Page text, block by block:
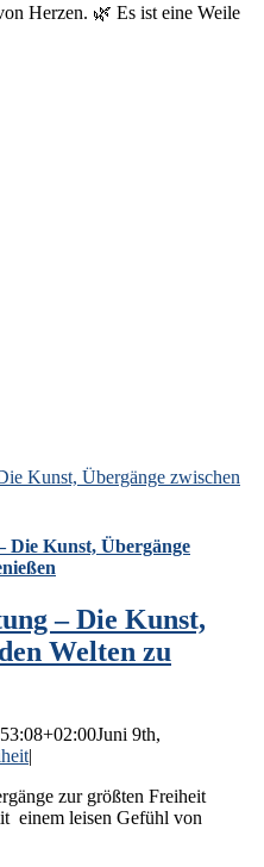
Herzen. 🌿 Es ist eine Weile
Kunst, Übergänge zwischen
Die Kunst, Übergänge
– Die Kunst,
Welten zu
Juni 9th,
|
zur größten Freiheit
einem leisen Gefühl von